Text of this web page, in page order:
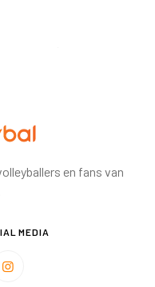
en fans van
MEDIA